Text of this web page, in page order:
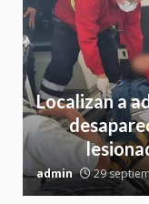
Localizan a
admin 29